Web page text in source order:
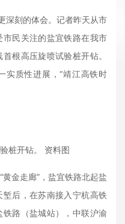
深刻的体会。记者昨天从市
民关注的盐宜铁路在我市
根高压旋喷试验桩开钻。
实质性进展，“靖江高铁时
桩开钻。 资料图
金走廊”，盐宜铁路北起盐
后，在苏南接入宁杭高铁
路（盐城站），中联沪渝